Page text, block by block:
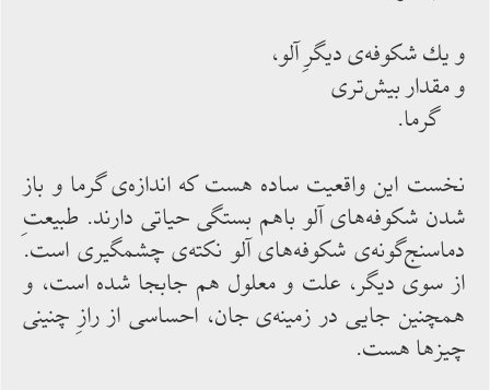
و یك شكوفه‌‌ی دیگرِ آلو،
و مقدار بیش‌‌تری
گرما.
نخست این واقعیت ساده هست كه اندازه‌‌ی گرما و باز
شدن شكوفه‌‌های آلو باهم بستگی حیاتی دارند. طبیعتِ
دماسنج‌‌گونه‌‌ی شكوفه‌‌های آلو نكته‌‌ی چشمگیری است.
از سوی دیگر، علت و معلول هم جابجا شده است، و
همچنین جایی در زمینه‌‌ی جان، احساسی از رازِ چنینی
چیزها هست.